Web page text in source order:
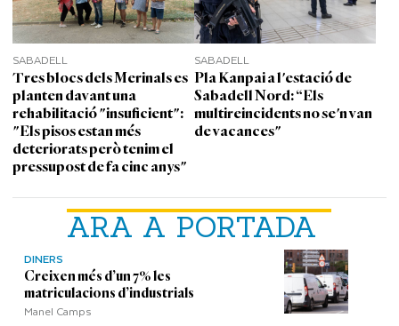
ARA A PORTADA
DINERS
Creixen més d’un 7% les
matriculacions d’industrials
Manel Camps
SABADELL
Tres blocs dels Merinals es
planten davant una
rehabilitació "insuficient":
"Els pisos estan més
deteriorats però tenim el
pressupost de fa cinc anys"
SABADELL
Pla Kanpai a l'estació de
Sabadell Nord: “Els
multireincidents no se'n van
de vacances"